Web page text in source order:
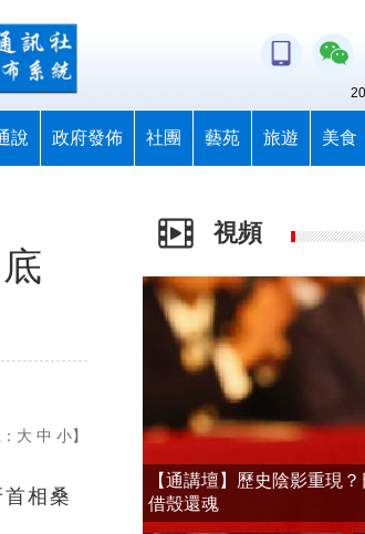
說 政府發佈 社團 藝苑 旅遊 美食
大 中 小】
相桑
視頻
【通講壇】歷史陰影重現
借殼還魂